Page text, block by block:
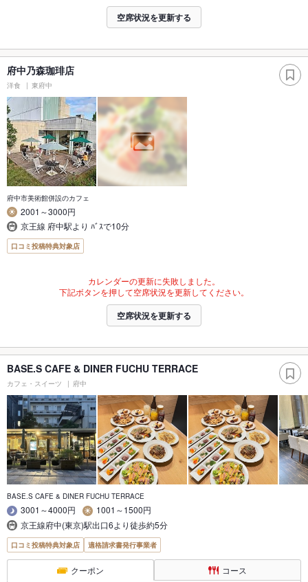
空席状況を更新する
府中乃森珈琲店
洋食 東府中
府中市美術館併設のカフェ
2001～3000円
京王線 府中駅より ﾊﾞｽで10分
口コミ投稿特典対象店
カレンダーの更新に失敗しました。
下記ボタンを押して空席状況を更新してください。
空席状況を更新する
BASE.S CAFE & DINER FUCHU TERRACE
カフェ・スイーツ 府中
BASE.S CAFE & DINER FUCHU TERRACE
3001～4000円
1001～1500円
京王線府中(東京)駅出口6より徒歩約5分
口コミ投稿特典対象店 適格請求書発行事業者
クーポン コース